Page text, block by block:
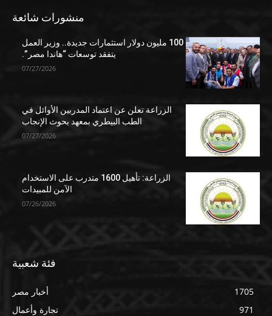
منشورات شائعة
100 مليون دولار استثمارات جديدة.. وزير العمل
يتفقد توسعات “هاندا مصر”.
07/27/2026
الزراعة تعلن عن اعتماد المدربين الأوائل في
الطب البيطري بمعهد بحوث الإنجاب
07/27/2026
الزراعة: تأهيل 1600 متدرب على الاستخدام
الآمن للمبيدات
07/26/2026
فئة شعبية
أخبار مصر
1705
تجارة وأعمال
971